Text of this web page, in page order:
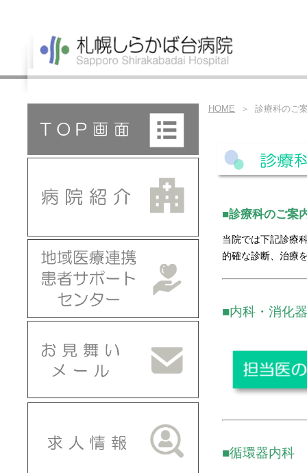
HOME ＞ 診療科のご
■診療科のご案
当院では下記診療
的確な診断、治療
■内科・消化
■循環器内科